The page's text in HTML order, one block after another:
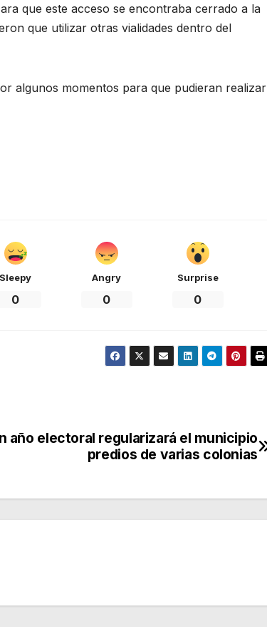
que este acceso se encontraba cerrado a la
que utilizar otras vialidades dentro del
algunos momentos para que pudieran realizar
Sleepy
0
Angry
0
Surprise
0
año electoral regularizará el municipio
predios de varias colonias